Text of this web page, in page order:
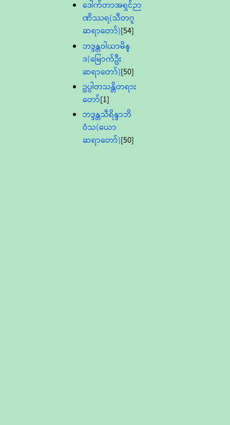
ဒေါက်တာအရှင်ဉာ
ဏိဿရ(သီတဂူ
ဆရာတော်)[54]
ဘဒ္ဒန္တဝါယာမိန္
ဒ(မြောက်ဦး
ဆရာတော်)[50]
ဥပ္ပါတသန္တိတရား
တော်[1]
ဘဒ္ဒန္တသီရိန္ဒာဘိ
ဝံသ(ယော
ဆရာတော်)[50]